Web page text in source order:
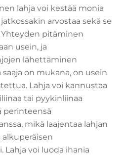
lahja voi kestää monia
arvostaa sekä se
Yhteyden pitäminen
usein, ja
lähettäminen
on mukana, on usein
Lahja voi kannustaa
tai pyykinliinaa
perinteensä
mikä laajentaa lahjan
voi luoda ihania